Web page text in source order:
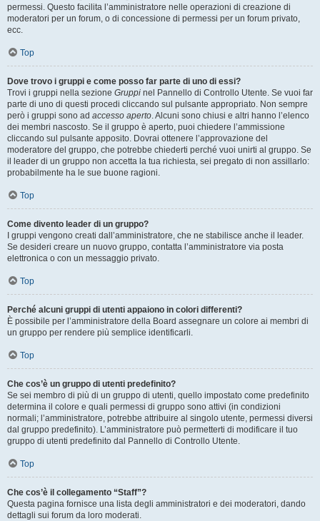
permessi. Questo facilita l’amministratore nelle operazioni di creazione di
moderatori per un forum, o di concessione di permessi per un forum privato,
ecc.
Top
Dove trovo i gruppi e come posso far parte di uno di essi?
Trovi i gruppi nella sezione Gruppi nel Pannello di Controllo Utente. Se vuoi far
parte di uno di questi procedi cliccando sul pulsante appropriato. Non sempre
però i gruppi sono ad accesso aperto. Alcuni sono chiusi e altri hanno l’elenco
dei membri nascosto. Se il gruppo è aperto, puoi chiedere l’ammissione
cliccando sul pulsante apposito. Dovrai ottenere l’approvazione del
moderatore del gruppo, che potrebbe chiederti perché vuoi unirti al gruppo. Se
il leader di un gruppo non accetta la tua richiesta, sei pregato di non assillarlo:
probabilmente ha le sue buone ragioni.
Top
Come divento leader di un gruppo?
I gruppi vengono creati dall’amministratore, che ne stabilisce anche il leader.
Se desideri creare un nuovo gruppo, contatta l’amministratore via posta
elettronica o con un messaggio privato.
Top
Perché alcuni gruppi di utenti appaiono in colori differenti?
È possibile per l’amministratore della Board assegnare un colore ai membri di
un gruppo per rendere più semplice identificarli.
Top
Che cos’è un gruppo di utenti predefinito?
Se sei membro di più di un gruppo di utenti, quello impostato come predefinito
determina il colore e quali permessi di gruppo sono attivi (in condizioni
normali; l’amministratore, potrebbe attribuire al singolo utente, permessi diversi
dal gruppo predefinito). L’amministratore può permetterti di modificare il tuo
gruppo di utenti predefinito dal Pannello di Controllo Utente.
Top
Che cos’è il collegamento “Staff”?
Questa pagina fornisce una lista degli amministratori e dei moderatori, dando
dettagli sui forum da loro moderati.